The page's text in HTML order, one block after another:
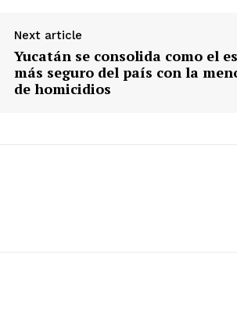
Next article
Yucatán se consolida como el
más seguro del país con la
de homicidios